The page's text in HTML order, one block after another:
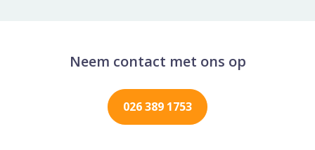
Neem contact met ons op
026 389 1753